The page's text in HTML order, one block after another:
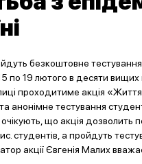
безкоштовне
по 19 лютого в десяти вищих
проходитиме акція
анонімне тестування
що акція дозволить
студентів, а пройдуть
акції Євгенія Малих